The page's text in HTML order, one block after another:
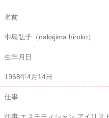
名前
中島弘子（nakajima hiroko）
生年月日
1968年4月14日
仕事